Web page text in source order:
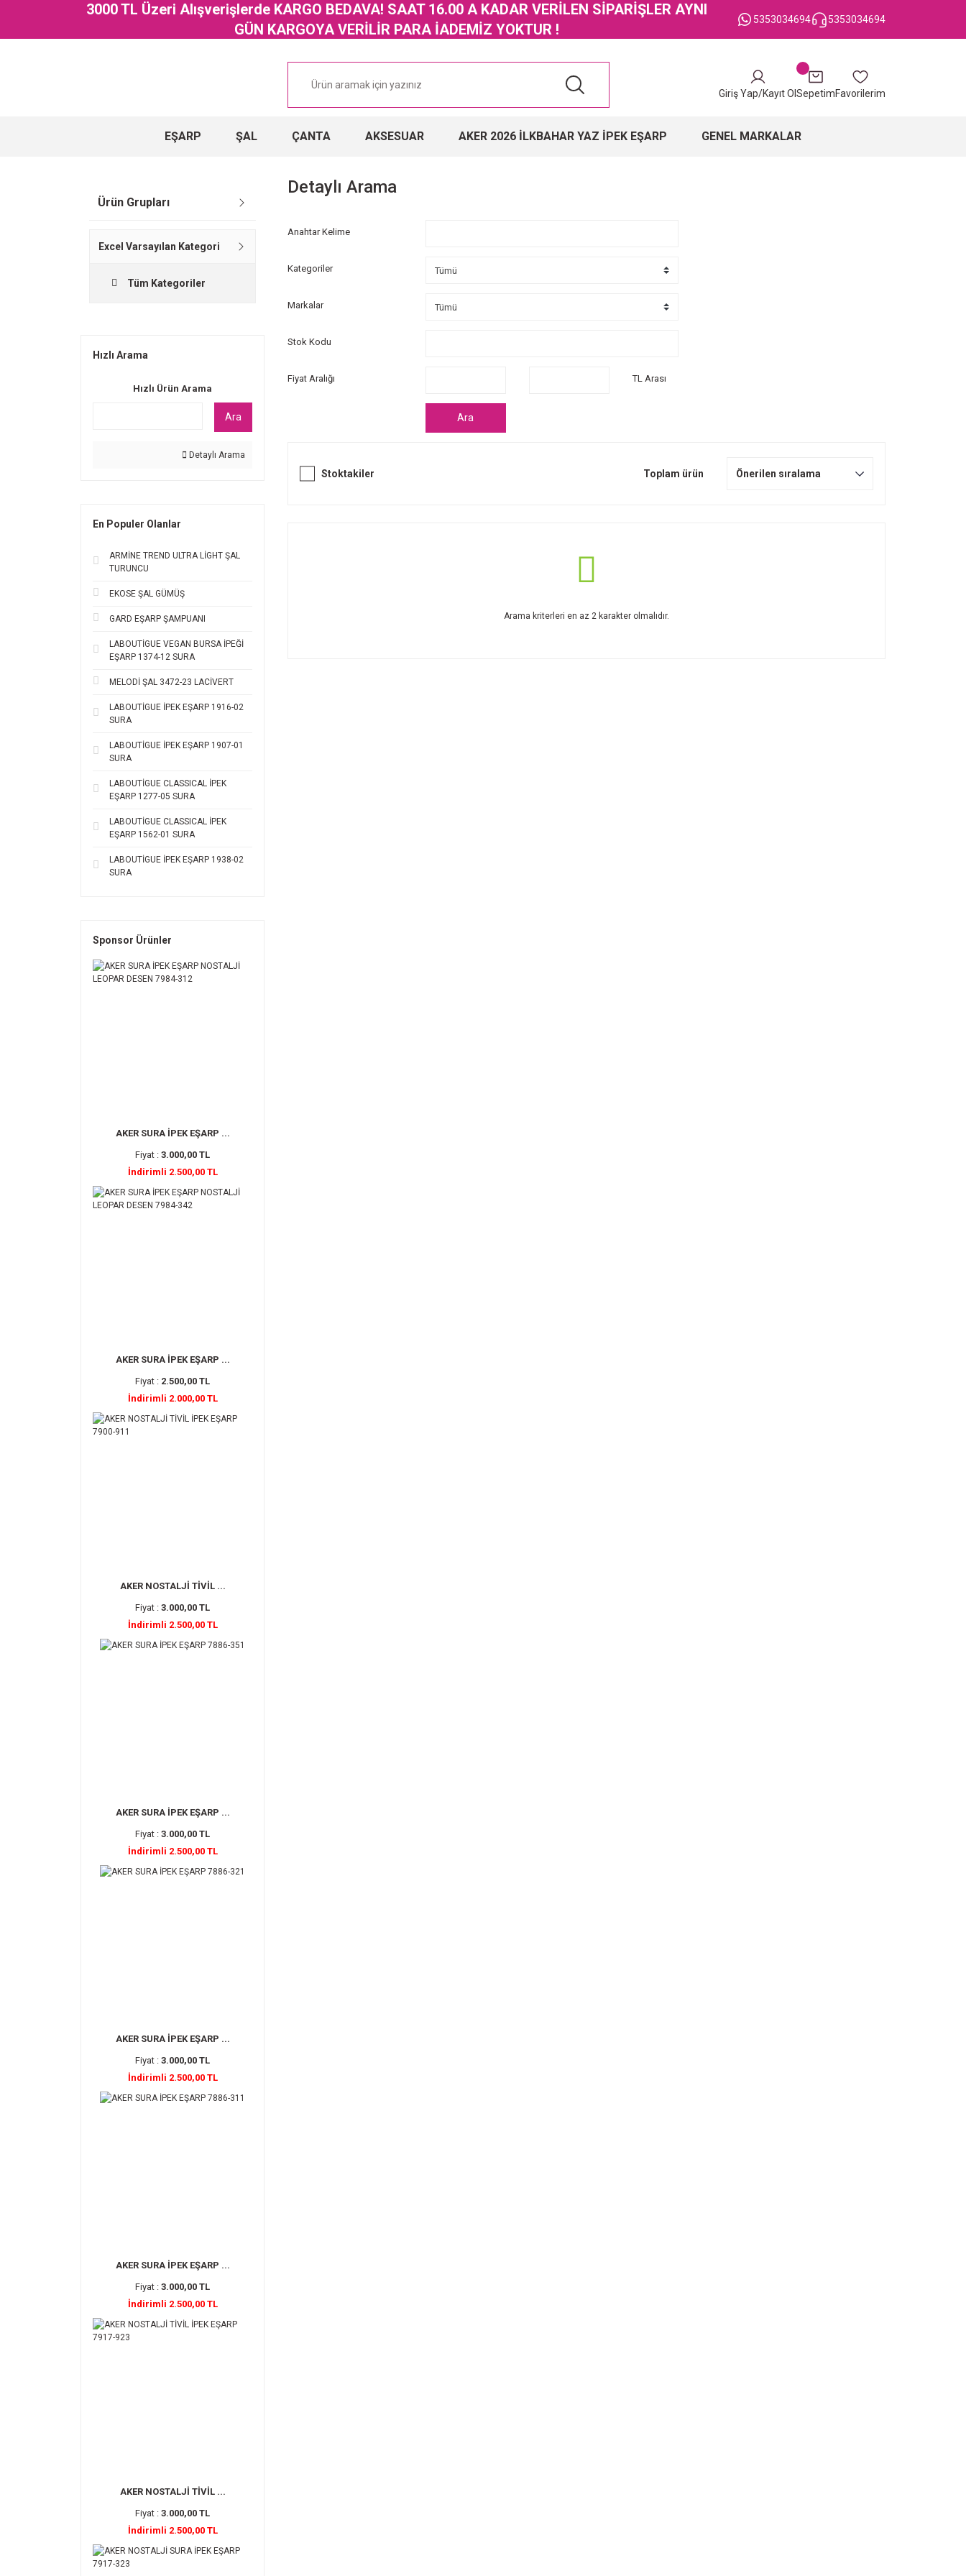
3000 TL Üzeri Alışverişlerde KARGO BEDAVA! SAAT 16.00 A KADAR VERİLEN SİPARİŞLER AYNI
GÜN KARGOYA VERİLİR PARA İADEMİZ YOKTUR !
5353034694 5353034694
Giriş Yap/Kayıt Ol SepetimFavorilerim
EŞARP ŞAL ÇANTA AKSESUAR AKER 2026 İLKBAHAR YAZ İPEK EŞARP GENEL MARKALAR
Ürün Grupları
Excel Varsayılan Kategori
Tüm Kategoriler
Hızlı Arama
Hızlı Ürün Arama
Ara
Detaylı Arama
En Populer Olanlar
ARMİNE TREND ULTRA LİGHT ŞAL
TURUNCU
EKOSE ŞAL GÜMÜŞ
GARD EŞARP ŞAMPUANI
LABOUTİGUE VEGAN BURSA İPEĞİ
EŞARP 1374-12 SURA
MELODİ ŞAL 3472-23 LACİVERT
LABOUTİGUE İPEK EŞARP 1916-02
SURA
LABOUTİGUE İPEK EŞARP 1907-01
SURA
LABOUTİGUE CLASSICAL İPEK
EŞARP 1277-05 SURA
LABOUTİGUE CLASSICAL İPEK
EŞARP 1562-01 SURA
LABOUTİGUE İPEK EŞARP 1938-02
SURA
Sponsor Ürünler
AKER SURA İPEK EŞARP ...
Fiyat : 3.000,00 TL
İndirimli 2.500,00 TL
AKER SURA İPEK EŞARP ...
Fiyat : 2.500,00 TL
İndirimli 2.000,00 TL
AKER NOSTALJİ TİVİL ...
Fiyat : 3.000,00 TL
İndirimli 2.500,00 TL
AKER SURA İPEK EŞARP ...
Fiyat : 3.000,00 TL
İndirimli 2.500,00 TL
AKER SURA İPEK EŞARP ...
Fiyat : 3.000,00 TL
İndirimli 2.500,00 TL
AKER SURA İPEK EŞARP ...
Fiyat : 3.000,00 TL
İndirimli 2.500,00 TL
AKER NOSTALJİ TİVİL ...
Fiyat : 3.000,00 TL
İndirimli 2.500,00 TL
Detaylı Arama
Anahtar Kelime
Kategoriler
Markalar
Stok Kodu
Fiyat Aralığı TL Arası
Ara
Stoktakiler Toplam ürün
Arama kriterleri en az 2 karakter olmalıdır.